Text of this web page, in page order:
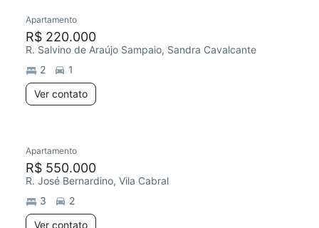
Apartamento
R$ 220.000
R. Salvino de Araújo Sampaio, Sandra Cavalcante
2
1
Ver contato
Apartamento
R$ 550.000
R. José Bernardino, Vila Cabral
3
2
Ver contato